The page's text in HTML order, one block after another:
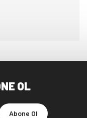
OL
Abone Ol